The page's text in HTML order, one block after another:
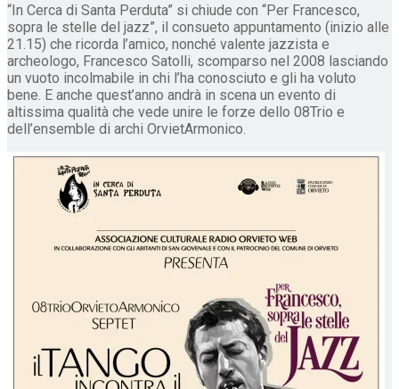
“In Cerca di Santa Perduta” si chiude con “Per Francesco,
sopra le stelle del jazz”, il consueto appuntamento (inizio alle
21.15) che ricorda l’amico, nonché valente jazzista e
archeologo, Francesco Satolli, scomparso nel 2008 lasciando
un vuoto incolmabile in chi l’ha conosciuto e gli ha voluto
bene. E anche quest’anno andrà in scena un evento di
altissima qualità che vede unire le forze dello 08Trio e
dell’ensemble di archi OrvietArmonico.